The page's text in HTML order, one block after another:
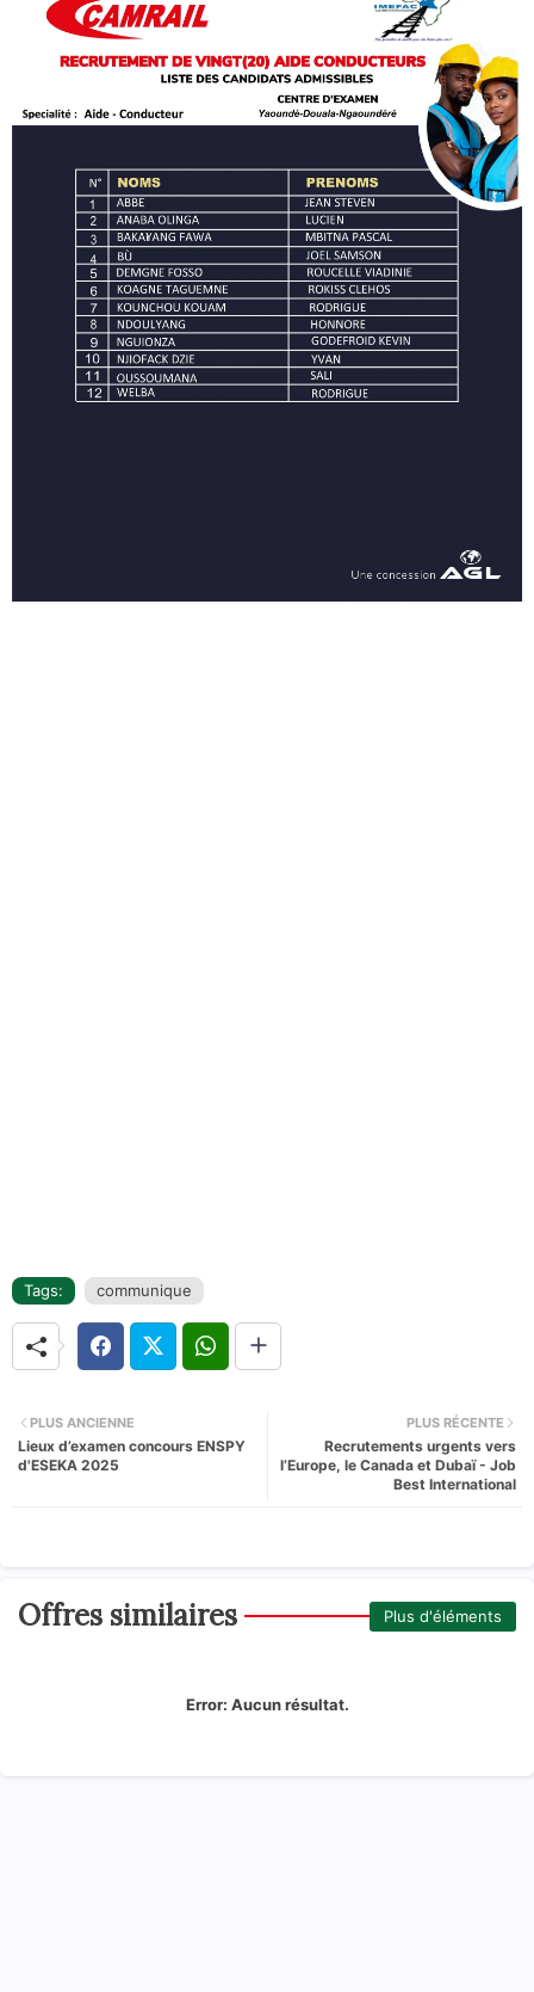
Tags: communique
PLUS RÉCENTE
Recrutements urgents vers
l’Europe, le Canada et Dubaï - Job
Best International
PLUS ANCIENNE
Lieux d’examen concours ENSPY
d'ESEKA 2025
Offres similaires Plus d'éléments
Error: Aucun résultat.